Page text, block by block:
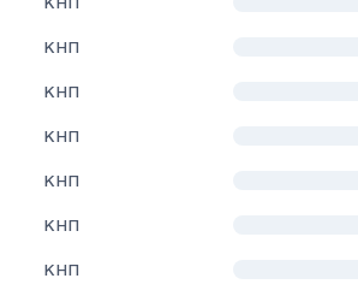
КНП
КНП
КНП
КНП
КНП
КНП